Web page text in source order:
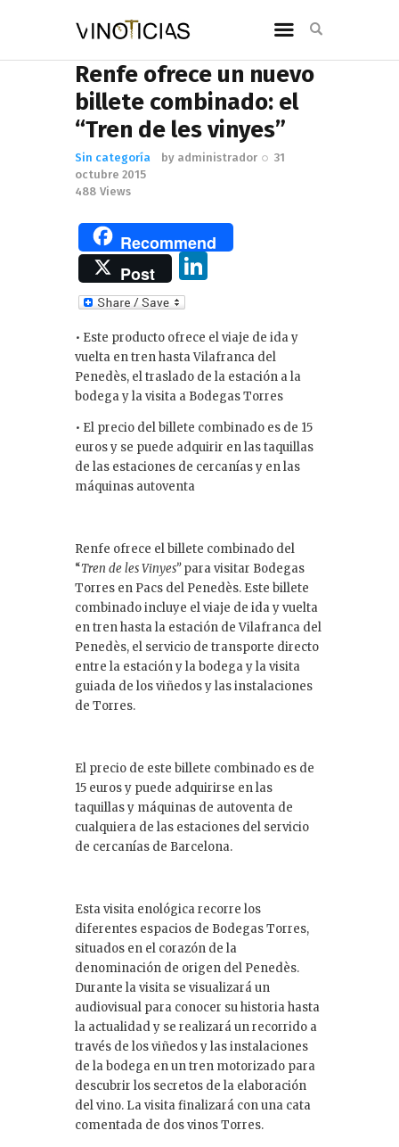
Renfe ofrece un nuevo
billete combinado: el
“Tren de les vinyes”
Sin categoría by administrador
31
octubre 2015
488 Views
Recommend
Post
k
e
dI
n
• Este producto ofrece el viaje de ida y
vuelta en tren hasta Vilafranca del
Penedès, el traslado de la estación a la
bodega y la visita a Bodegas Torres
• El precio del billete combinado es de 15
euros y se puede adquirir en las taquillas
de las estaciones de cercanías y en las
máquinas autoventa
Renfe ofrece el billete combinado del
“Tren de les Vinyes”para visitar Bodegas
Torres en Pacs del Penedès. Este billete
combinado incluye el viaje de ida y vuelta
en tren hasta la estación de Vilafranca del
Penedès, el servicio de transporte directo
entre la estación y la bodega y la visita
guiada de los viñedos y las instalaciones
de Torres.
El precio de este billete combinado es de
15 euros y puede adquirirse en las
taquillas y máquinas de autoventa de
cualquiera de las estaciones del servicio
de cercanías de Barcelona.
Esta visita enológica recorre los
diferentes espacios de Bodegas Torres,
situados en el corazón de la
denominación de origen del Penedès.
Durante la visita se visualizará un
audiovisual para conocer su historia hasta
la actualidad y se realizará un recorrido a
través de los viñedos y las instalaciones
de la bodega en un tren motorizado para
descubrir los secretos de la elaboración
del vino. La visita finalizará con una cata
comentada de dos vinos Torres.